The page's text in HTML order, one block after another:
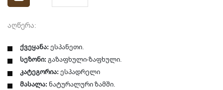
აღწერა:
ქვეყანა: ესპანეთი.
სეზონი: გაზაფხული-ზაფხული.
კატეგორია: ესპადრელი
მასალა: ნატურალური ზამში.